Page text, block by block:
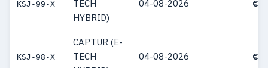
KSJ-99-X
TECH
HYBRID)
04-08-2026 €
KSJ-98-X
CAPTUR (E-
TECH
04-08-2026 €